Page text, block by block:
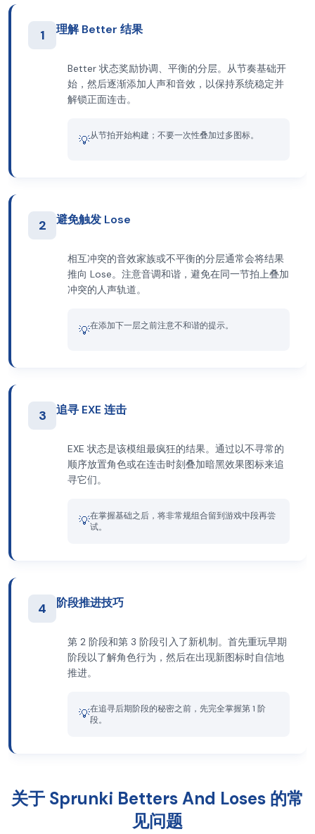
1 理解 Better 结果
Better 状态奖励协调、平衡的分层。从节奏基础开
始，然后逐渐添加人声和音效，以保持系统稳定并
解锁正面连击。
💡从节拍开始构建；不要一次性叠加过多图标。
2 避免触发 Lose
相互冲突的音效家族或不平衡的分层通常会将结果
推向 Lose。注意音调和谐，避免在同一节拍上叠加
冲突的人声轨道。
💡在添加下一层之前注意不和谐的提示。
3 追寻 EXE 连击
EXE 状态是该模组最疯狂的结果。通过以不寻常的
顺序放置角色或在连击时刻叠加暗黑效果图标来追
寻它们。
💡在掌握基础之后，将非常规组合留到游戏中段再尝
试。
4 阶段推进技巧
第 2 阶段和第 3 阶段引入了新机制。首先重玩早期
阶段以了解角色行为，然后在出现新图标时自信地
推进。
💡在追寻后期阶段的秘密之前，先完全掌握第 1 阶
段。
关于 Sprunki Betters And Loses 的常
见问题